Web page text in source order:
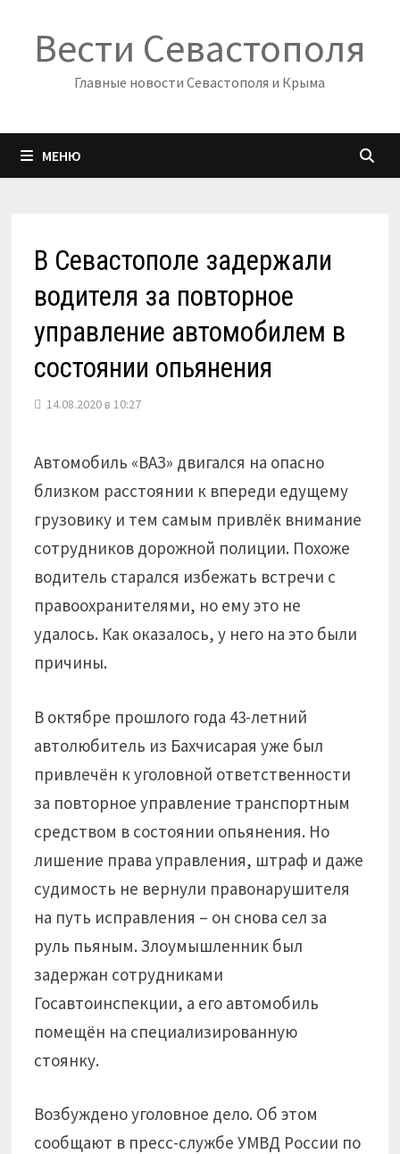
содержимому
Вести Севастополя
Главные новости Севастополя и Крыма
МЕНЮ
В Севастополе задержали
водителя за повторное
управление автомобилем в
состоянии опьянения
14.08.2020 в 10:27
Автомобиль «ВАЗ» двигался на опасно
близком расстоянии к впереди едущему
грузовику и тем самым привлёк внимание
сотрудников дорожной полиции. Похоже
водитель старался избежать встречи с
правоохранителями, но ему это не
удалось. Как оказалось, у него на это были
причины.
В октябре прошлого года 43-летний
автолюбитель из Бахчисарая уже был
привлечён к уголовной ответственности
за повторное управление транспортным
средством в состоянии опьянения. Но
лишение права управления, штраф и даже
судимость не вернули правонарушителя
на путь исправления – он снова сел за
руль пьяным. Злоумышленник был
задержан сотрудниками
Госавтоинспекции, а его автомобиль
помещён на специализированную
стоянку.
Возбуждено уголовное дело. Об этом
сообщают в пресс-службе УМВД России по